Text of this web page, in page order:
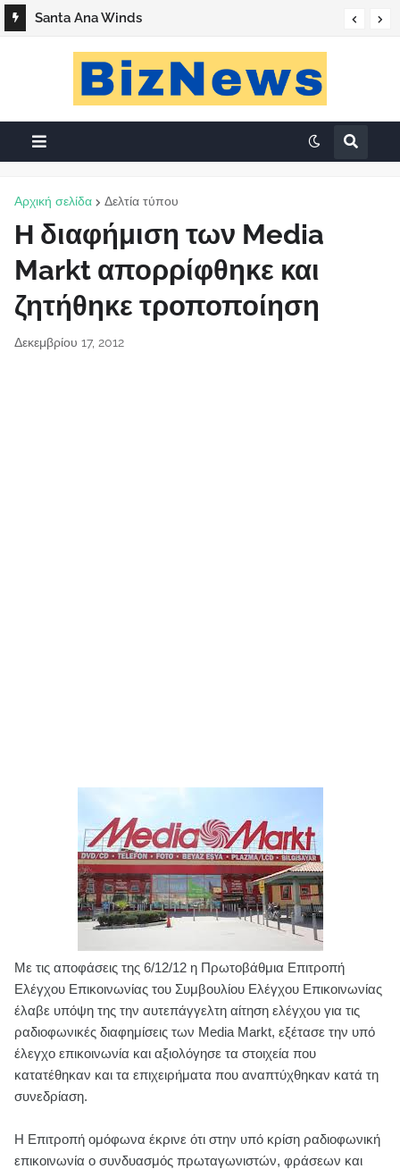
Santa Ana Winds
Αρχική σελίδα Δελτία τύπου
Η διαφήμιση των Media
Markt απορρίφθηκε και
ζητήθηκε τροποποίηση
Δεκεμβρίου 17, 2012
Με τις αποφάσεις της 6/12/12 η Πρωτοβάθμια Επιτροπή
Ελέγχου Επικοινωνίας του Συμβουλίου Ελέγχου Επικοινωνίας
έλαβε υπόψη της την αυτεπάγγελτη αίτηση ελέγχου για τις
ραδιοφωνικές διαφημίσεις των Media Markt, εξέτασε την υπό
έλεγχο επικοινωνία και αξιολόγησε τα στοιχεία που
κατατέθηκαν και τα επιχειρήματα που αναπτύχθηκαν κατά τη
συνεδρίαση.
Η Επιτροπή ομόφωνα έκρινε ότι στην υπό κρίση ραδιοφωνική
επικοινωνία ο συνδυασμός πρωταγωνιστών, φράσεων και